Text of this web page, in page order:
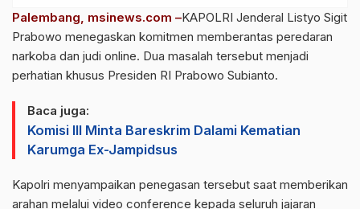
Palembang, msinews.com –KAPOLRI Jenderal Listyo Sigit
Prabowo menegaskan komitmen memberantas peredaran
narkoba dan judi online. Dua masalah tersebut menjadi
perhatian khusus Presiden RI Prabowo Subianto.
Baca juga:
Komisi III Minta Bareskrim Dalami Kematian
Karumga Ex-Jampidsus
Kapolri menyampaikan penegasan tersebut saat memberikan
arahan melalui video conference kepada seluruh jajaran